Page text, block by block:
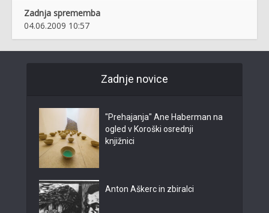
Zadnja sprememba
04.06.2009 10:57
Zadnje novice
"Prehajanja" Ane Haberman na
ogled v Koroški osrednji
knjižnici
Anton Aškerc in zbiralci